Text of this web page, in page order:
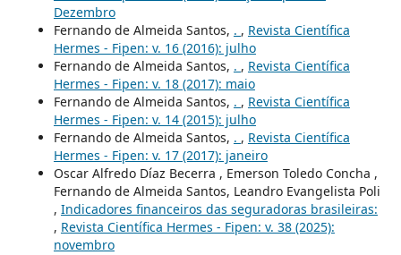
Dezembro
Fernando de Almeida Santos, . , Revista Científica
Hermes - Fipen: v. 16 (2016): julho
Fernando de Almeida Santos, . , Revista Científica
Hermes - Fipen: v. 18 (2017): maio
Fernando de Almeida Santos, . , Revista Científica
Hermes - Fipen: v. 14 (2015): julho
Fernando de Almeida Santos, . , Revista Científica
Hermes - Fipen: v. 17 (2017): janeiro
Oscar Alfredo Díaz Becerra , Emerson Toledo Concha ,
Fernando de Almeida Santos, Leandro Evangelista Poli
, Indicadores financeiros das seguradoras brasileiras:
, Revista Científica Hermes - Fipen: v. 38 (2025):
novembro